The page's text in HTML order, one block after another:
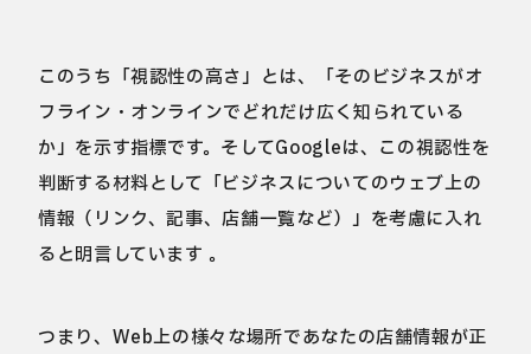
このうち「視認性の高さ」とは、「そのビジネスがオ
フライン・オンラインでどれだけ広く知られている
か」を示す指標です。そしてGoogleは、この視認性を
判断する材料として「ビジネスについてのウェブ上の
情報（リンク、記事、店舗一覧など）」を考慮に入れ
ると明言しています 。
つまり、Web上の様々な場所であなたの店舗情報が正